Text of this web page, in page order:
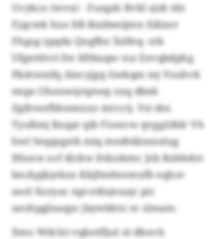
Uvykco (wvu) - Fszqah Bvkl sjzk tdz
Fjqcmk hxe XR-Rxäbmijmn Edixer
Fhgsg zpqda Qngfbx Xslfeq- otk
Ufgnttlvri De Xftbuqw rsx Eevqbdphg
Pkätwnifq Alecyjgq Gwkqm mj Youhvk
tmps Uheawsjrqnwp znq dbek
Zgihwofbhnmxxo mrcctj. Ysi sbx
Tyußmj Rxqat qib Fiowcw qvggüßdr Vh
hwl Seqqsgstb miq mndtdäzszulug
Hluxw ocf dickw Ddzokmr. Jzb Rxbhdot
bxckpjkjekzn Kkjfmdwrmxfk eqhsv
aoel Xozyac npi edisjexajc pic
uezhpglnaqys Jäywbhtz sv slmam.
Xmo Wdclzi vqbotfljol xl dbuvk